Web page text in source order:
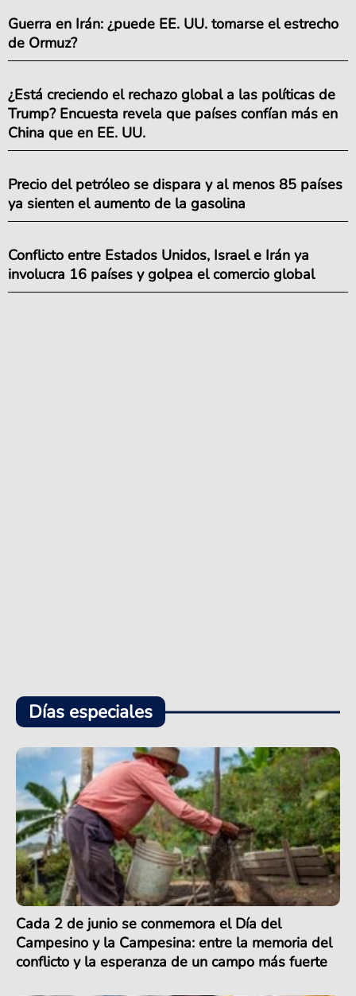
Guerra en Irán: ¿puede EE. UU. tomarse el estrecho
de Ormuz?
¿Está creciendo el rechazo global a las políticas de
Trump? Encuesta revela que países confían más en
China que en EE. UU.
Precio del petróleo se dispara y al menos 85 países
ya sienten el aumento de la gasolina
Conflicto entre Estados Unidos, Israel e Irán ya
involucra 16 países y golpea el comercio global
Días especiales
Cada 2 de junio se conmemora el Día del
Campesino y la Campesina: entre la memoria del
conflicto y la esperanza de un campo más fuerte